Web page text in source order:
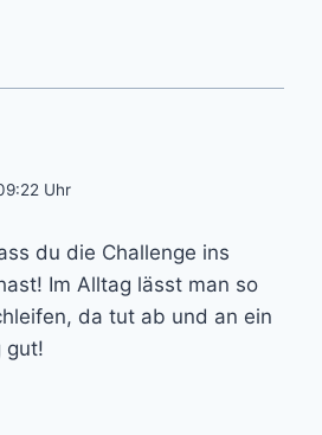
Uhr
du die Challenge ins
Im Alltag lässt man so
da tut ab und an ein
gut!